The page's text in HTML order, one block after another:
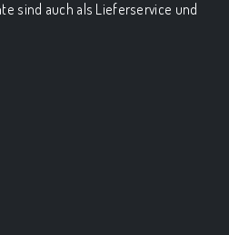
sind auch als Lieferservice und